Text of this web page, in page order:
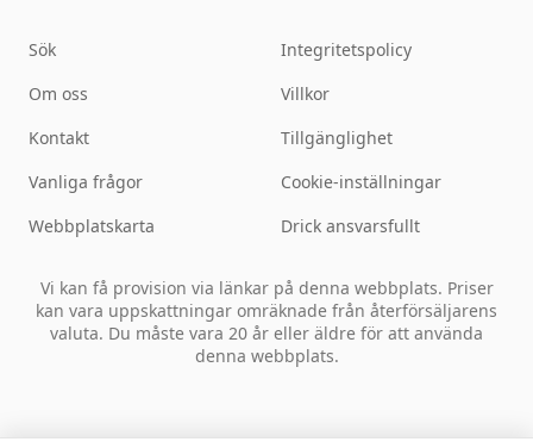
Sök
Om oss
Kontakt
Vanliga frågor
Webbplatskarta
Integritetspolicy
Villkor
Tillgänglighet
Cookie-inställningar
Drick ansvarsfullt
Vi kan få provision via länkar på denna webbplats. Priser
kan vara uppskattningar omräknade från återförsäljarens
valuta. Du måste vara 20 år eller äldre för att använda
denna webbplats.